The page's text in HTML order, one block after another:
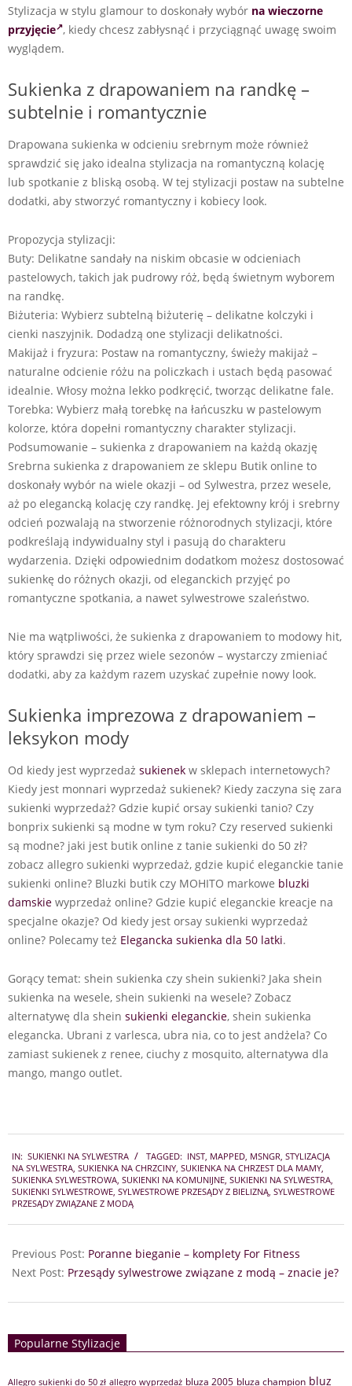
Stylizacja w stylu glamour to doskonały wybór na wieczorne
przyjęcie , kiedy chcesz zabłysnąć i przyciągnąć uwagę swoim
wyglądem.
Sukienka z drapowaniem na randkę –
subtelnie i romantycznie
Drapowana sukienka w odcieniu srebrnym może również
sprawdzić się jako idealna stylizacja na romantyczną kolację
lub spotkanie z bliską osobą. W tej stylizacji postaw na subtelne
dodatki, aby stworzyć romantyczny i kobiecy look.
Propozycja stylizacji:
Buty: Delikatne sandały na niskim obcasie w odcieniach
pastelowych, takich jak pudrowy róż, będą świetnym wyborem
na randkę.
Biżuteria: Wybierz subtelną biżuterię – delikatne kolczyki i
cienki naszyjnik. Dodadzą one stylizacji delikatności.
Makijaż i fryzura: Postaw na romantyczny, świeży makijaż –
naturalne odcienie różu na policzkach i ustach będą pasować
idealnie. Włosy można lekko podkręcić, tworząc delikatne fale.
Torebka: Wybierz małą torebkę na łańcuszku w pastelowym
kolorze, która dopełni romantyczny charakter stylizacji.
Podsumowanie – sukienka z drapowaniem na każdą okazję
Srebrna sukienka z drapowaniem ze sklepu Butik online to
doskonały wybór na wiele okazji – od Sylwestra, przez wesele,
aż po elegancką kolację czy randkę. Jej efektowny krój i srebrny
odcień pozwalają na stworzenie różnorodnych stylizacji, które
podkreślają indywidualny styl i pasują do charakteru
wydarzenia. Dzięki odpowiednim dodatkom możesz dostosować
sukienkę do różnych okazji, od eleganckich przyjęć po
romantyczne spotkania, a nawet sylwestrowe szaleństwo.
Nie ma wątpliwości, że sukienka z drapowaniem to modowy hit,
który sprawdzi się przez wiele sezonów – wystarczy zmieniać
dodatki, aby za każdym razem uzyskać zupełnie nowy look.
Sukienka imprezowa z drapowaniem –
leksykon mody
Od kiedy jest wyprzedaż sukienek w sklepach internetowych?
Kiedy jest monnari wyprzedaż sukienek? Kiedy zaczyna się zara
sukienki wyprzedaż? Gdzie kupić orsay sukienki tanio? Czy
bonprix sukienki są modne w tym roku? Czy reserved sukienki
są modne? jaki jest butik online z tanie sukienki do 50 zł?
zobacz allegro sukienki wyprzedaż, gdzie kupić eleganckie tanie
sukienki online? Bluzki butik czy MOHITO markowe bluzki
damskie wyprzedaż online? Gdzie kupić eleganckie kreacje na
specjalne okazje? Od kiedy jest orsay sukienki wyprzedaż
online? Polecamy też Elegancka sukienka dla 50 latki.
Gorący temat: shein sukienka czy shein sukienki? Jaka shein
sukienka na wesele, shein sukienki na wesele? Zobacz
alternatywę dla shein sukienki eleganckie, shein sukienka
elegancka. Ubrani z varlesca, ubra nia, co to jest andżela? Co
zamiast sukienek z renee, ciuchy z mosquito, alternatywa dla
mango, mango outlet.
10-
28
IN: SUKIENKI NA SYLWESTRA TAGGED: INST MAPPED MSNGR STYLIZACJA
NA SYLWESTRA SUKIENKA NA CHRZCINY SUKIENKA NA CHRZEST DLA MAMY
SUKIENKA SYLWESTROWA SUKIENKI NA KOMUNIJNE SUKIENKI NA SYLWESTRA
SUKIENKI SYLWESTROWE SYLWESTROWE PRZESĄDY Z BIELIZNĄ SYLWESTROWE
PRZESĄDY ZWIĄZANE Z MODĄ
Previous Post: Poranne bieganie – komplety For Fitness
Next Post: Przesądy sylwestrowe związane z modą – znacie je?
Popularne Stylizacje
Allegro sukienki do 50 zł allegro wyprzedaż bluza 2005 bluza champion bluz